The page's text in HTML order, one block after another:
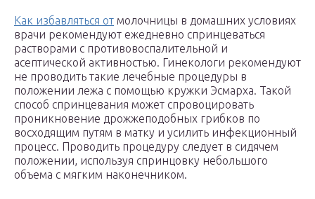
Как избавляться от молочницы в домашних условиях
врачи рекомендуют ежедневно спринцеваться
растворами с противовоспалительной и
асептической активностью. Гинекологи рекомендуют
не проводить такие лечебные процедуры в
положении лежа с помощью кружки Эсмарха. Такой
способ спринцевания может спровоцировать
проникновение дрожжеподобных грибков по
восходящим путям в матку и усилить инфекционный
процесс. Проводить процедуру следует в сидячем
положении, используя спринцовку небольшого
объема с мягким наконечником.